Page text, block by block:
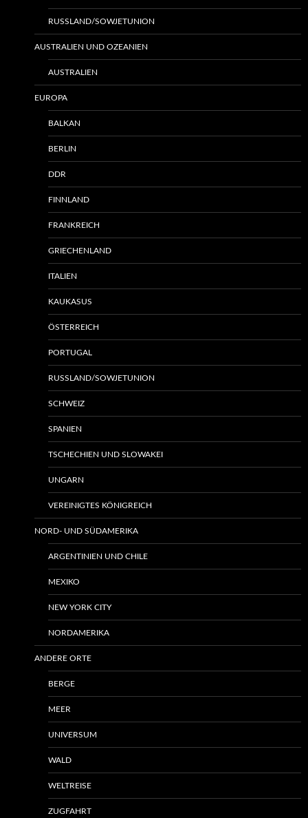
RUSSLAND/SOWJETUNION
AUSTRALIEN UND OZEANIEN
AUSTRALIEN
EUROPA
BALKAN
BERLIN
DDR
FINNLAND
FRANKREICH
GRIECHENLAND
ITALIEN
KAUKASUS
ÖSTERREICH
PORTUGAL
RUSSLAND/SOWJETUNION
SCHWEIZ
SPANIEN
TSCHECHIEN UND SLOWAKEI
UNGARN
VEREINIGTES KÖNIGREICH
NORD- UND SÜDAMERIKA
ARGENTINIEN UND CHILE
MEXIKO
NEW YORK CITY
NORDAMERIKA
ANDERE ORTE
BERGE
MEER
UNIVERSUM
WALD
WELTREISE
ZUGFAHRT